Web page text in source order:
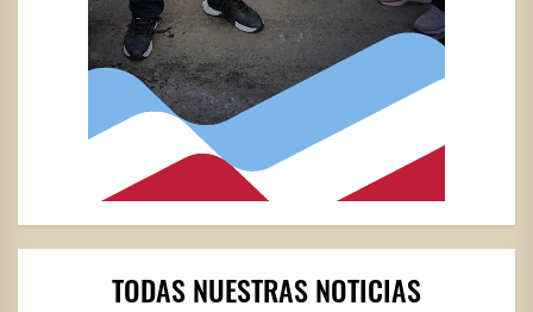
TODAS NUESTRAS NOTICIAS